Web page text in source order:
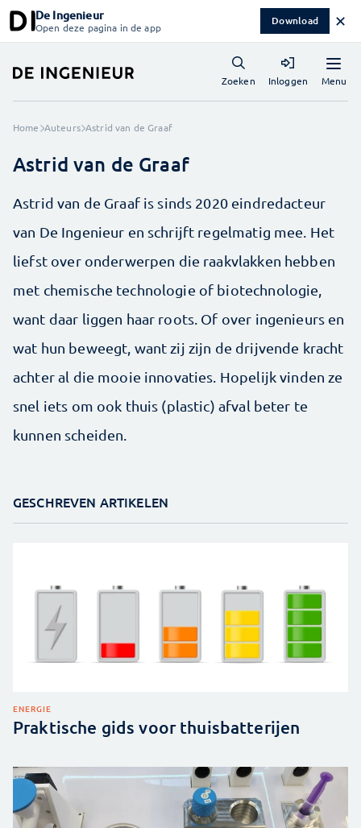
De Ingenieur
Open deze pagina in de app Download ✕
Menu
Zoeken Inloggen
Home Auteurs Astrid van de Graaf
Astrid van de Graaf
Astrid van de Graaf is sinds 2020 eindredacteur
van De Ingenieur en schrijft regelmatig mee. Het
liefst over onderwerpen die raakvlakken hebben
met chemische technologie of biotechnologie,
want daar liggen haar roots. Of over ingenieurs en
wat hun beweegt, want zij zijn de drijvende kracht
achter al die mooie innovaties. Hopelijk vinden ze
snel iets om ook thuis (plastic) afval beter te
kunnen scheiden.
GESCHREVEN ARTIKELEN
ENERGIE
Praktische gids voor thuisbatterijen